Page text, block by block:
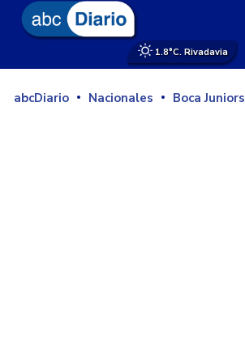
1.8°C. Rivadavia
abcDiario Nacionales Boca Juniors